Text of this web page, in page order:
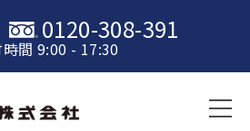
0120-308-391
時間 9:00 - 17:30